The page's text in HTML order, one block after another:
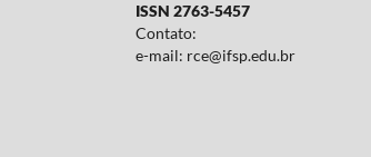
ISSN 2763-5457
Contato:
e-mail: rce@ifsp.edu.br